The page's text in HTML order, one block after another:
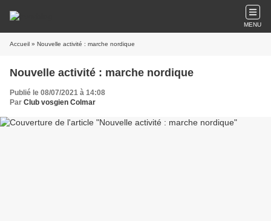
MENU
Accueil » Nouvelle activité : marche nordique
Nouvelle activité : marche nordique
Publié le 08/07/2021 à 14:08
Par Club vosgien Colmar